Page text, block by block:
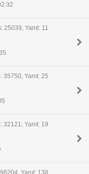
25039, Yanıt: 11
35750, Yanıt: 25
32121, Yanıt: 19
Yanıt: 138